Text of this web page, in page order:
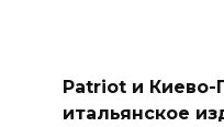
Patriot и Киево-
итальянское